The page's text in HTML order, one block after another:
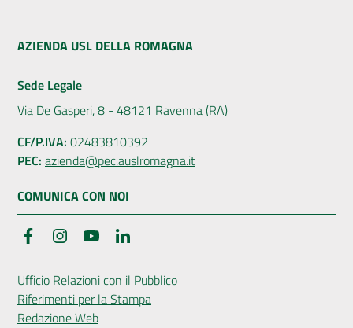
AZIENDA USL DELLA ROMAGNA
Sede Legale
Via De Gasperi, 8 - 48121 Ravenna (RA)
CF/P.IVA: 02483810392
PEC: azienda@pec.auslromagna.it
COMUNICA CON NOI
FacebookInstagramYouTube
Ufficio Relazioni con il Pubblico
Riferimenti per la Stampa
Redazione Web